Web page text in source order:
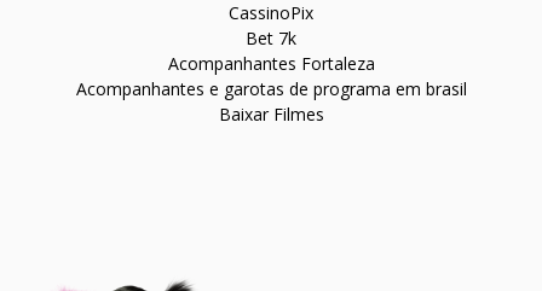
CassinoPix
Bet 7k
Acompanhantes Fortaleza
Acompanhantes e garotas de programa em brasil
Baixar Filmes